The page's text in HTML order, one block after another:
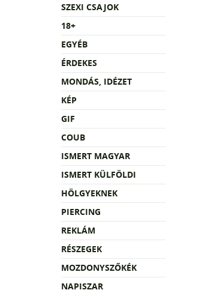
SZEXI CSAJOK
18+
EGYÉB
ÉRDEKES
MONDÁS, IDÉZET
KÉP
GIF
COUB
ISMERT MAGYAR
ISMERT KÜLFÖLDI
HÖLGYEKNEK
PIERCING
REKLÁM
RÉSZEGEK
MOZDONYSZŐKÉK
NAPISZAR